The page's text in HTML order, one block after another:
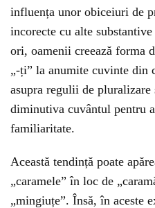
influența unor obiceiuri de
incorecte cu alte
ori, oamenii creează forma
„-ți” la anumite cuvinte din
asupra regulii de pluralizare
diminutiva cuvântul pentru
familiaritate.
Această tendință poate
„caramele” în loc de
„mingiuțe”. Însă, în aceste